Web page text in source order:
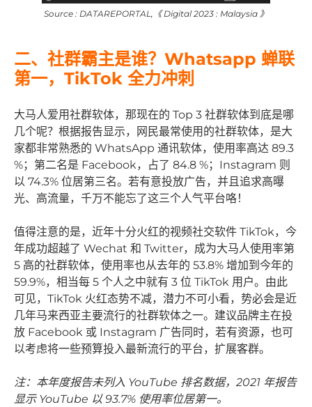
Source : DATAREPORTAL,《 Digital 2023 : Malaysia 》
二、社群霸主是谁？Whatsapp 蝉联
第一，TikTok 全力冲刺
大马人爱用社群软体，那现在的 Top 3 社群软体到底是哪
几个呢？根据报告显示，网民最常使用的社群软体，是大
家都非常熟悉的 WhatsApp 通讯软体，使用率高达 89.3
%；第二名是 Facebook，占了 84.8 %；Instagram 则
以 74.3% 位居第三名。若有意投放广告，并且追求高曝
光、高流量，千万不能忘了这三个人气平台咯！
值得注意的是，近年十分火红的视频社交软件 TikTok，今
年成功超越了 Wechat 和 Twitter，成为大马人使用率第
5 高的社群软体，使用率也从去年的 53.8% 增加到今年的
59.9%，相当每 5 个人之中就有 3 位 TikTok 用户。由此
可见，TikTok 火红态势不减，潜力不可小看，势必会是近
几年马来西亚主要流行的社群软体之一。建议品牌主在投
放 Facebook 或 Instagram 广告同时，若有资源，也可
以考虑将一些预算投入最新流行的平台，扩展客群。
注：本年度报告未列入 YouTube 排名数据，2021 年报告
显示 YouTube 以 93.7% 使用率位居第一。